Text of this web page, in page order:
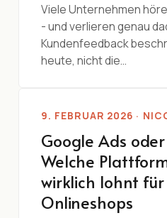
Viele Unternehmen
- und verlieren genau
Kundenfeedback
heute, nicht die…
9. FEBRUAR 2026 ·
Google Ads
Welche
wirklich lohnt für
Onlineshops